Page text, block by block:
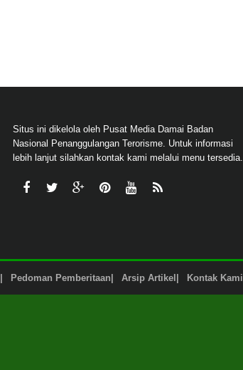
Situs ini dikelola oleh Pusat Media Damai Badan
Nasional Penanggulangan Terorisme. Untuk informasi
lebih lanjut silahkan kontak kami melalui menu tersedia.
Pedoman Pemberitaan Arsip Artikel Kontak Kami